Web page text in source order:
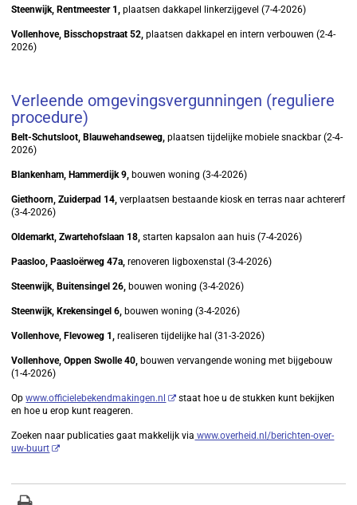
Steenwijk, Rentmeester 1,plaatsen dakkapel linkerzijgevel (7-4-2026)
Vollenhove, Bisschopstraat 52, plaatsen dakkapel en intern verbouwen (2-4-
2026)
Verleende omgevingsvergunningen (reguliere
procedure)
Belt-Schutsloot, Blauwehandseweg,plaatsen tijdelijke mobiele snackbar (2-4-
2026)
Blankenham, Hammerdijk 9, bouwen woning (3-4-2026)
Giethoorn, Zuiderpad 14,verplaatsen bestaande kiosk en terras naar achtererf
(3-4-2026)
Oldemarkt, Zwartehofslaan 18,starten kapsalon aan huis (7-4-2026)
Paasloo, Paasloërweg 47a,renoveren ligboxenstal (3-4-2026)
Steenwijk, Buitensingel 26, bouwen woning (3-4-2026)
Steenwijk, Krekensingel 6, bouwen woning (3-4-2026)
Vollenhove, Flevoweg 1,realiseren tijdelijke hal (31-3-2026)
Vollenhove, Oppen Swolle 40, bouwen vervangende woning met bijgebouw
(1-4-2026)
Opwww.officielebekendmakingen.nl
staat hoe u de stukken kunt bekijken
en hoe u erop kunt reageren.
Zoeken naar publicaties gaat makkelijk via www.overheid.nl/berichten-over-
uw-buurt